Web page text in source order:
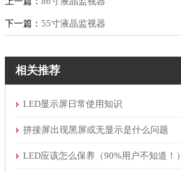
下一篇： 55寸液晶监视器
相关推荐
LED显示屏日常使用知识
拼接屏出现黑屏或无显示是什么问题
LED应该怎么保养（90%用户不知道！）